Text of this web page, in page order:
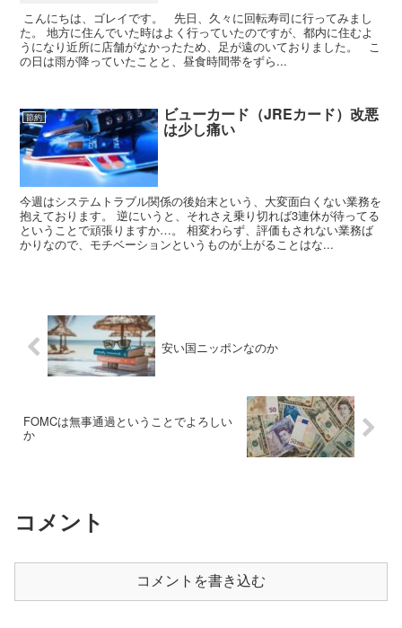
こんにちは、ゴレイです。 先日、久々に回転寿司に行ってみまし
た。 地方に住んでいた時はよく行っていたのですが、都内に住むよ
うになり近所に店舗がなかったため、足が遠のいておりました。 こ
の日は雨が降っていたことと、昼食時間帯をずら...
節約 ビューカード（JREカード）改悪
は少し痛い
今週はシステムトラブル関係の後始末という、大変面白くない業務を
抱えております。 逆にいうと、それさえ乗り切れば3連休が待ってる
ということで頑張りますか…。 相変わらず、評価もされない業務ば
かりなので、モチベーションというものが上がることはな...
安い国ニッポンなのか
FOMCは無事通過ということでよろしい
か
コメント
コメントを書き込む